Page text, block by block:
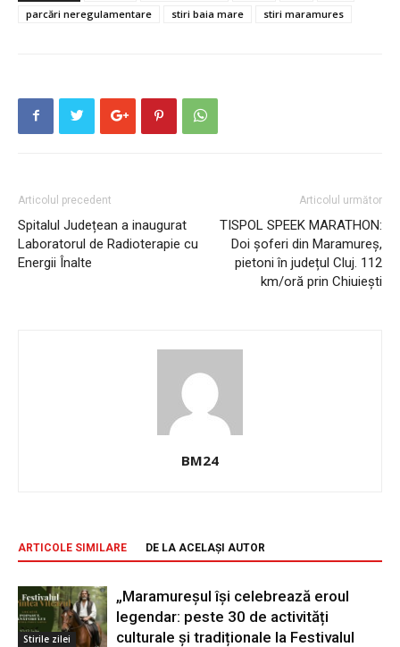
parcări neregulamentare
stiri baia mare stiri maramures
Articolul precedent
Spitalul Județean a inaugurat
Laboratorul de Radioterapie cu
Energii Înalte
Articolul următor
TISPOL SPEEK MARATHON:
Doi șoferi din Maramureș,
pietoni în județul Cluj. 112
km/oră prin Chiuiești
BM24
ARTICOLE SIMILARE DE LA ACELAȘI AUTOR
Stirile zilei
„Maramureșul își celebrează eroul
legendar: peste 30 de activități
culturale și tradiționale la Festivalul